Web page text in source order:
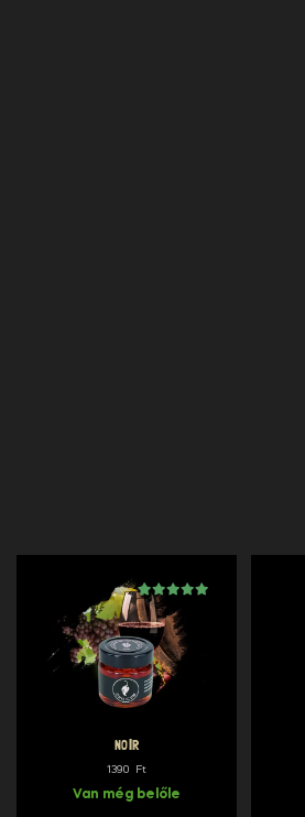
Értékelés
6
NOIR
1390 Ft
Van még belőle